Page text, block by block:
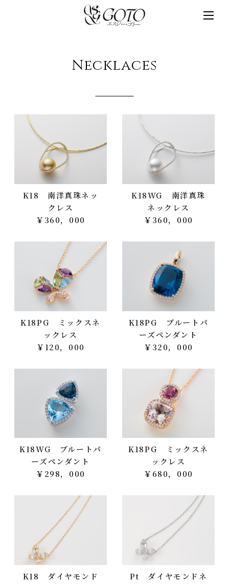
Necklaces
K18 南洋真珠ネッ
クレス
￥360，000
K18WG 南洋真珠
ネックレス
￥360，000
K18PG ミックスネ
ックレス
￥120，000
K18PG ブルートパ
ーズペンダント
￥320，000
K18WG ブルートパ
ーズペンダント
￥298，000
K18PG ミックスネ
ックレス
￥680，000
K18 ダイヤモンド
Pt ダイヤモンドネ